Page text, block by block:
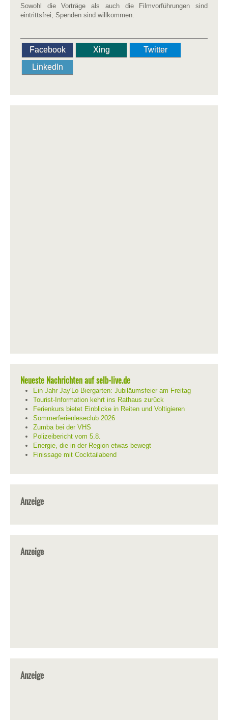
Sowohl die Vorträge als auch die Filmvorführungen sind
eintrittsfrei, Spenden sind willkommen.
Facebook Xing
Twitter
LinkedIn
Neueste Nachrichten auf selb-live.de
Ein Jahr Jay'Lo Biergarten: Jubiläumsfeier am Freitag
Tourist-Information kehrt ins Rathaus zurück
Ferienkurs bietet Einblicke in Reiten und Voltigieren
Sommerferienleseclub 2026
Zumba bei der VHS
Polizeibericht vom 5.8.
Energie, die in der Region etwas bewegt
Finissage mit Cocktailabend
Anzeige
Anzeige
Anzeige